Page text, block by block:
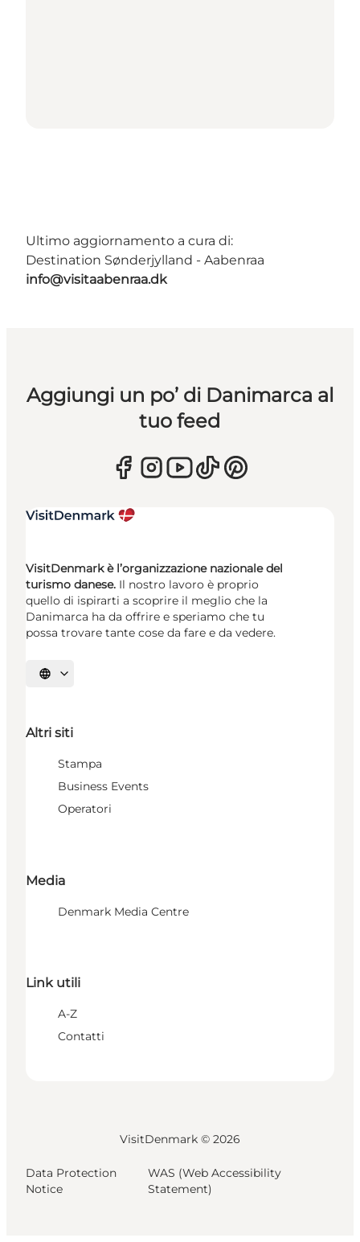
Ultimo aggiornamento a cura di:
Destination Sønderjylland - Aabenraa
info@visitaabenraa.dk
Aggiungi un po’ di Danimarca al
tuo feed
VisitDenmark è l’organizzazione nazionale del
turismo danese. Il nostro lavoro è proprio
quello di ispirarti a scoprire il meglio che la
Danimarca ha da offrire e speriamo che tu
possa trovare tante cose da fare e da vedere.
Seleziona la lingua
Altri siti
Stampa
Business Events
Operatori
Media
Denmark Media Centre
Link utili
A-Z
Contatti
VisitDenmark © 2026
Data Protection
Notice
WAS (Web Accessibility
Statement)